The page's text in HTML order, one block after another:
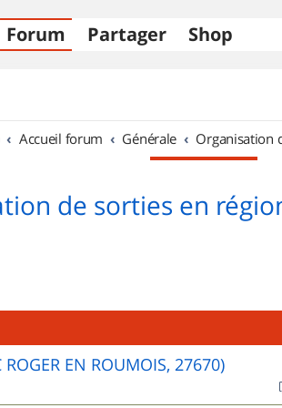
Forum Partager Shop
Accueil forum Générale Organisation
de sorties en
EN ROUMOIS, 27670)